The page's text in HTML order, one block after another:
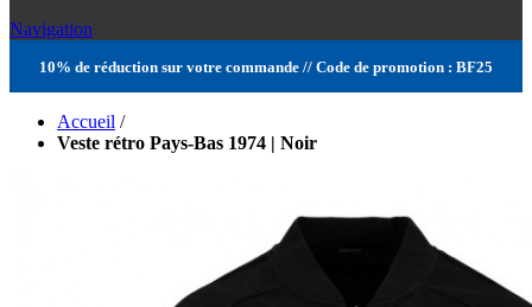
Navigation
10% de réduction sur votre commande // Code de promotion : BF25
Accueil /
Veste rétro Pays-Bas 1974 | Noir